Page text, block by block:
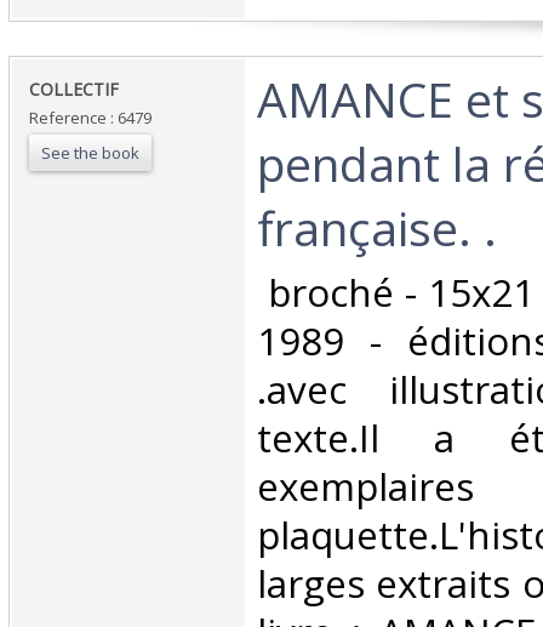
‎COLLECTIF ‎
Reference : 6479
See the book
‎AMANCE et
pendant la
française. .‎
broché -
1989 -
.avec
texte.Il a
larges extraits